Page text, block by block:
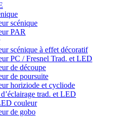
scénique
PAR
scénique à effet décoratif
PC / Fresnel Trad. et LED
de découpe
de poursuite
horiziode et cycliode
trad. et LED
couleur
de gobo